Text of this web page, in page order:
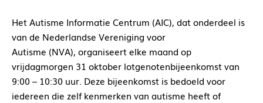
Het Autisme Informatie Centrum (AIC), dat onderdeel is
van de Nederlandse Vereniging voor
Autisme (NVA), organiseert elke maand op
vrijdagmorgen 31 oktober lotgenotenbijeenkomst van
9:00 – 10:30 uur. Deze bijeenkomst is bedoeld voor
iedereen die zelf kenmerken van autisme heeft of